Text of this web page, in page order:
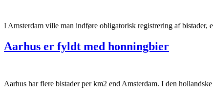
I Amsterdam ville man indføre obligatorisk registrering af
Aarhus er fyldt med honningbier
Aarhus har flere bistader per km2 end Amsterdam. I den